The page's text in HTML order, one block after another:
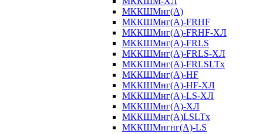
МККШМнг(А)
МККШМнг(А)-FRHF
МККШМнг(А)-FRHF-ХЛ
МККШМнг(А)-FRLS
МККШМнг(А)-FRLS-ХЛ
МККШМнг(А)-FRLSLTx
МККШМнг(А)-HF
МККШМнг(А)-HF-ХЛ
МККШМнг(А)-LS-ХЛ
МККШМнг(А)-ХЛ
МККШМнг(А)LSLTx
МККШМнгнг(А)-LS